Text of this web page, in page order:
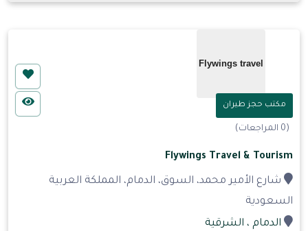
مكتب حجز طيران
(0 المراجعات)
Flywings Travel & Tourism
شارع الأمير محمد، السوق، الدمام، المملكة العربية
السعودية
الدمام ، الشرقية